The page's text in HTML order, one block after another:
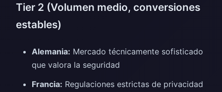
Tier 2 (Volumen medio, conversiones
estables)
Alemania: Mercado técnicamente sofisticado
que valora la seguridad
Francia: Regulaciones estrictas de privacidad